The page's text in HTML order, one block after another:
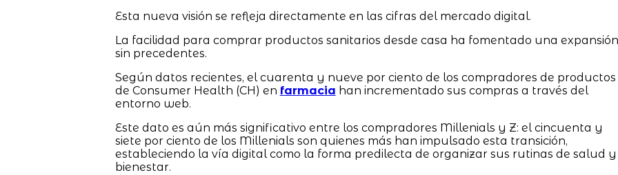
Esta nueva visión se refleja directamente en las cifras del mercado digital.
La facilidad para comprar productos sanitarios desde casa ha fomentado una expansión
sin precedentes.
Según datos recientes, el cuarenta y nueve por ciento de los compradores de productos
de Consumer Health (CH) en farmacia han incrementado sus compras a través del
entorno web.
Este dato es aún más significativo entre los compradores Millenials y Z: el cincuenta y
siete por ciento de los Millenials son quienes más han impulsado esta transición,
estableciendo la vía digital como la forma predilecta de organizar sus rutinas de salud y
bienestar.